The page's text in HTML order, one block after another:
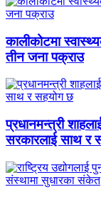
कालीकोटमा
तीन जना पक्राउ
प्रधानमन्त्री
सरकारलाई साथ र